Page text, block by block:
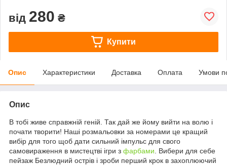
від 280 ₴
Купити
Опис Характеристики Доставка Оплата Умови
Опис
В тобі живе справжній геній. Так дай же йому вийти на волю і
почати творити! Наші розмальовки за номерами це кращий
вибір для того щоб дати сильний імпульс для свого
самовираження в мистецтві ігри з фарбами . Вибери для себе
пейзаж Безлюдний острів і зроби перший крок в захоплюючий